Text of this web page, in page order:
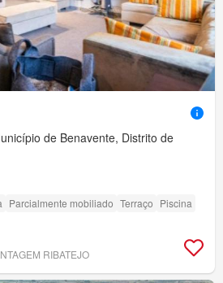
de Benavente, Distrito de
Parcialmente mobiliado Terraço Piscina
RIBATEJO